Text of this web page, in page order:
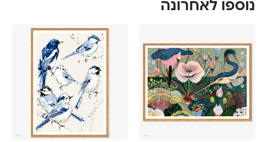
נוספו לאחרונה